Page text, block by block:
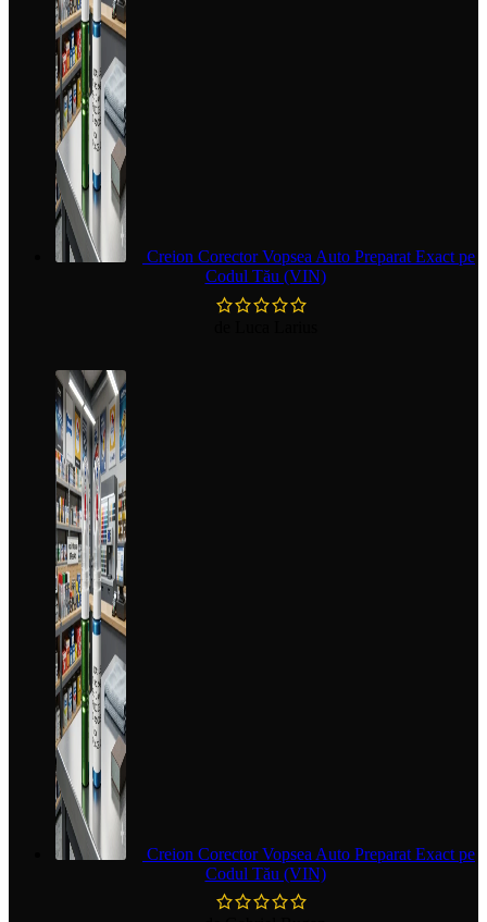
Creion Corector Vopsea Auto Preparat Exact pe
Codul Tău (VIN)
Creion Corector Vopsea Auto Preparat Exact pe
Codul Tău (VIN)